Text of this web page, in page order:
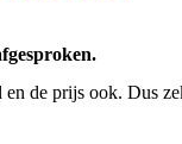
de prijs ook. Dus